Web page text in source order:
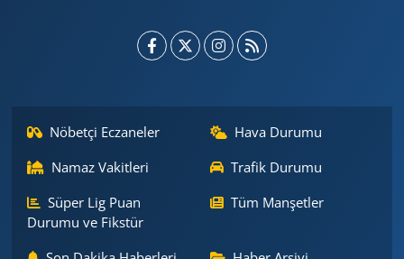
Nöbetçi Eczaneler
Hava Durumu
Namaz Vakitleri
Trafik Durumu
Süper Lig Puan
Durumu ve Fikstür
Tüm Manşetler